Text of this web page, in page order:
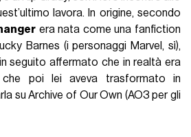
lavora. In origine, secondo
era nata come una fanfiction
Barnes (i personaggi Marvel, sì),
seguito aﬀermato che in realtà era
che poi lei aveva trasformato in
su Archive of Our Own (AO3 per gli